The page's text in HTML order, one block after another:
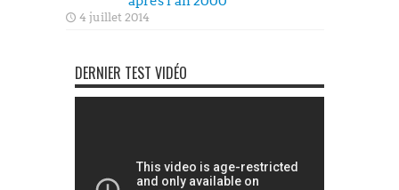
4 juillet 2014
DERNIER TEST VIDÉO